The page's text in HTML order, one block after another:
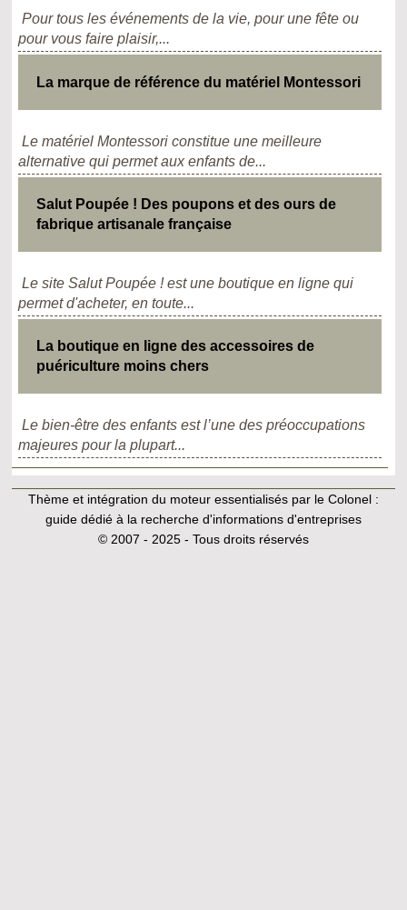
Pour tous les événements de la vie, pour une fête ou
pour vous faire plaisir,...
La marque de référence du matériel Montessori
Le matériel Montessori constitue une meilleure
alternative qui permet aux enfants de...
Salut Poupée ! Des poupons et des ours de
fabrique artisanale française
Le site Salut Poupée ! est une boutique en ligne qui
permet d'acheter, en toute...
La boutique en ligne des accessoires de
puériculture moins chers
Le bien-être des enfants est l’une des préoccupations
majeures pour la plupart...
Thème et intégration du moteur essentialisés par le Colonel :
guide dédié à la recherche d'informations d'entreprises
© 2007 - 2025 - Tous droits réservés